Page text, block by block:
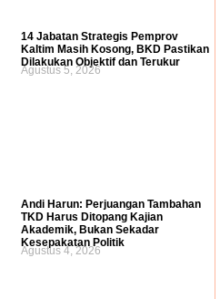
14 Jabatan Strategis Pemprov
Kaltim Masih Kosong, BKD Pastikan
Dilakukan Objektif dan Terukur
Agustus 5, 2026
Andi Harun: Perjuangan Tambahan
TKD Harus Ditopang Kajian
Akademik, Bukan Sekadar
Kesepakatan Politik
Agustus 4, 2026